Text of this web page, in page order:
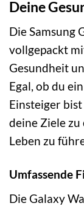
Deine
Die Samsung
vollgepackt
Gesundheit
Egal, ob du
Einsteiger
deine Ziele
Leben zu
Umfassende
Die Galaxy